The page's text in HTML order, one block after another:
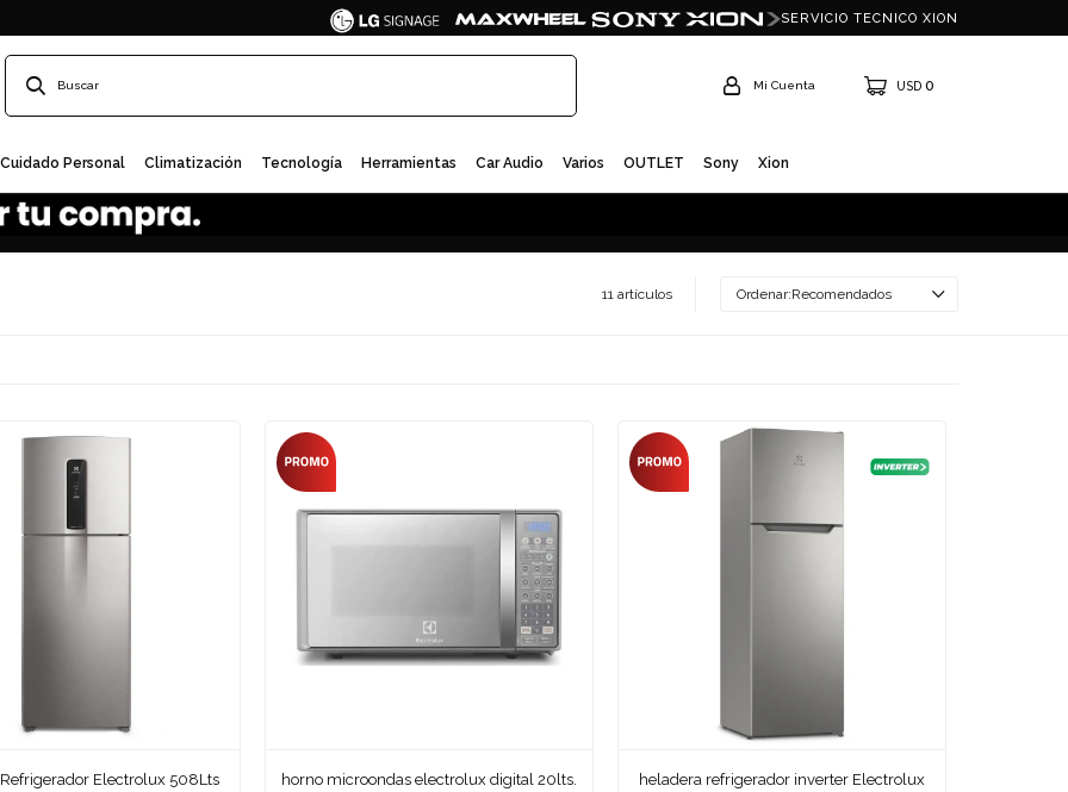
Cuidado Personal Climatización Tecnología Herramientas Car Audio Varios OUTLET Sony Xion
USD 0
SERVICIO TECNICO XION
11 artículos Recomendados
Electrolux 508Lts horno microondas electrolux digital 20lts.
heladera refrigerador inverter Electrolux